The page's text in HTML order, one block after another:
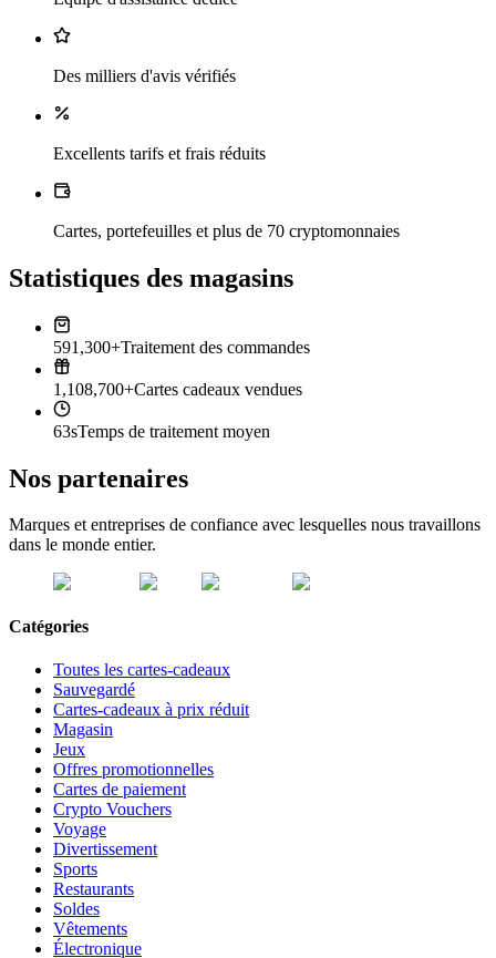
Des milliers d'avis vérifiés
Excellents tarifs et frais réduits
Cartes, portefeuilles et plus de 70 cryptomonnaies
Statistiques des magasins
591,300+Traitement des commandes
1,108,700+Cartes cadeaux vendues
63sTemps de traitement moyen
Nos partenaires
Marques et entreprises de confiance avec lesquelles nous travaillons
dans le monde entier.
Catégories
Toutes les cartes-cadeaux
Sauvegardé
Cartes-cadeaux à prix réduit
Magasin
Jeux
Offres promotionnelles
Cartes de paiement
Crypto Vouchers
Voyage
Divertissement
Sports
Restaurants
Soldes
Vêtements
Électronique